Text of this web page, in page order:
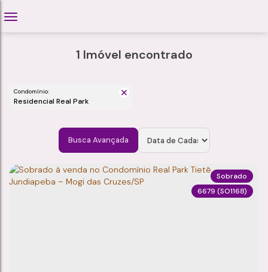
1 Imóvel encontrado
Condomínio:
Residencial Real Park
Busca Avançada
6679 (SO1168)
Sobrado